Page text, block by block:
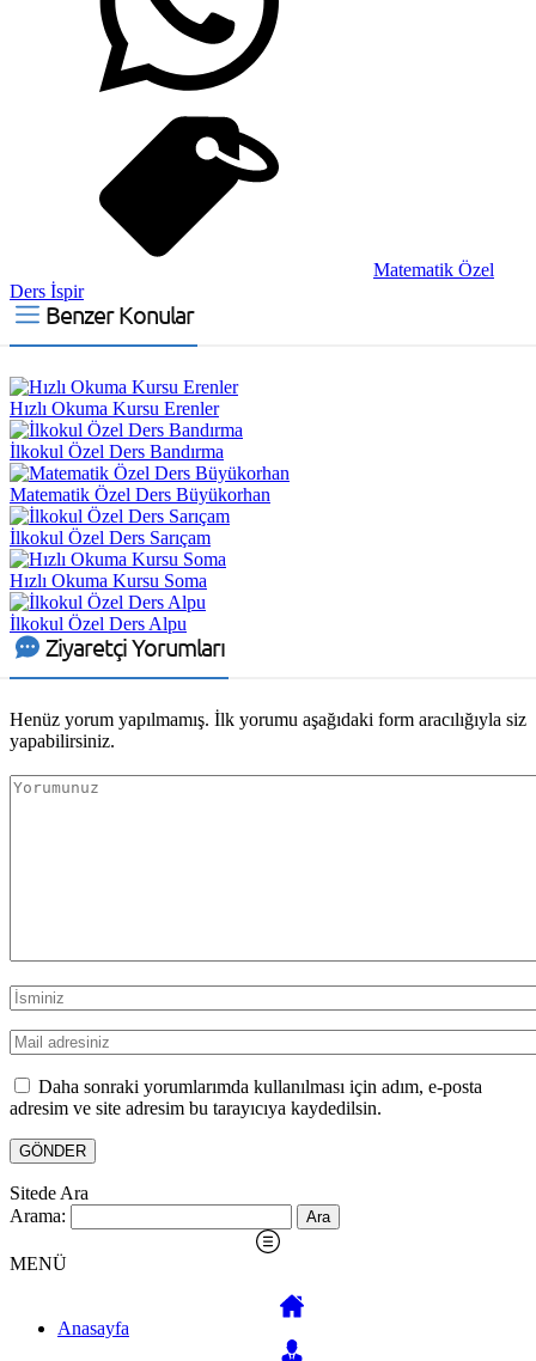
Matematik Özel
Ders İspir
Benzer Konular
Hızlı Okuma Kursu Erenler
İlkokul Özel Ders Bandırma
Matematik Özel Ders Büyükorhan
İlkokul Özel Ders Sarıçam
Hızlı Okuma Kursu Soma
İlkokul Özel Ders Alpu
Ziyaretçi Yorumları
Henüz yorum yapılmamış. İlk yorumu aşağıdaki form aracılığıyla siz
yapabilirsiniz.
Daha sonraki yorumlarımda kullanılması için adım, e-posta
adresim ve site adresim bu tarayıcıya kaydedilsin.
Sitede Ara
Arama:
MENÜ
Anasayfa